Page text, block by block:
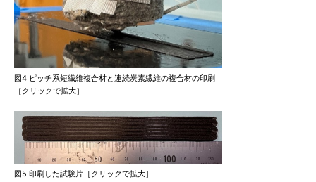
図4 ピッチ系短繊維複合材と連続炭素繊維の複合材の印刷
［クリックで拡大］
図5 印刷した試験片［クリックで拡大］